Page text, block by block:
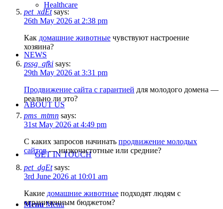
Healthcare
NEWS
ABOUT US
GET IN TOUCH
Menu Menu
pet_xdEt says:
26th May 2026 at 2:38 pm
Как домашние животные чувствуют настроение
хозяина?
pssg_gfki says:
29th May 2026 at 3:31 pm
Продвижение сайта с гарантией для молодого домена —
реально ли это?
pms_mtmn says:
31st May 2026 at 4:49 pm
С каких запросов начинать продвижение молодых
сайтов— низкочастотные или средние?
pet_dgEt says:
3rd June 2026 at 10:01 am
Какие домашние животные подходят людям с
ограниченным бюджетом?